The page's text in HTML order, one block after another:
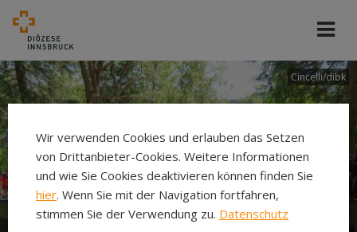
Cincelli/dibk
Wir verwenden Cookies und erlauben das Setzen
von Drittanbieter-Cookies. Weitere Informationen
und wie Sie Cookies deaktivieren können finden Sie
hier. Wenn Sie mit der Navigation fortfahren,
stimmen Sie der Verwendung zu. Datenschutz